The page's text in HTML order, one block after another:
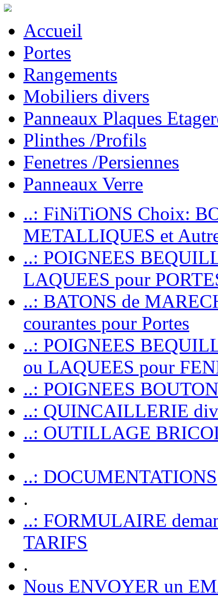
Accueil
Portes
Rangements
Mobiliers divers
Panneaux Plaques
Plinthes /Profils
Fenetres /Persiennes
Panneaux Verre
..: FiNiTiONS Choix:
METALLIQUES et
..: POIGNEES
LAQUEES pour
..: BATONS de
courantes pour Portes
..: POIGNEES
ou LAQUEES pour
..: POIGNEES
..: QUINCAILLERIE
..: OUTILLAGE
..: DOCUMENTATIONS
.
..: FORMULAIRE
TARIFS
.
Nous ENVOYER un